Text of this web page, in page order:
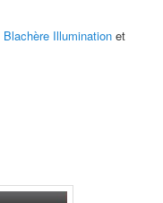
Blachère Illumination et